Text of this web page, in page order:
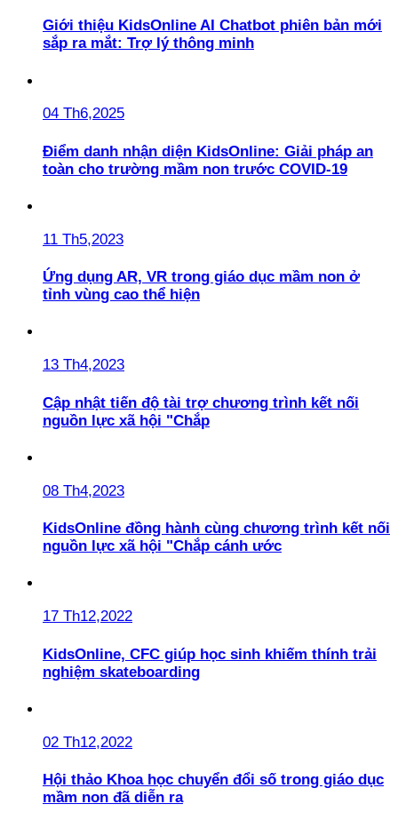
Giới thiệu KidsOnline AI Chatbot phiên bản mới
sắp ra mắt: Trợ lý thông minh
04 Th6,2025
Điểm danh nhận diện KidsOnline: Giải pháp an
toàn cho trường mầm non trước COVID-19
11 Th5,2023
Ứng dụng AR, VR trong giáo dục mầm non ở
tỉnh vùng cao thể hiện
13 Th4,2023
Cập nhật tiến độ tài trợ chương trình kết nối
nguồn lực xã hội "Chắp
08 Th4,2023
KidsOnline đồng hành cùng chương trình kết nối
nguồn lực xã hội "Chắp cánh ước
17 Th12,2022
KidsOnline, CFC giúp học sinh khiếm thính trải
nghiệm skateboarding
02 Th12,2022
Hội thảo Khoa học chuyển đổi số trong giáo dục
mầm non đã diễn ra